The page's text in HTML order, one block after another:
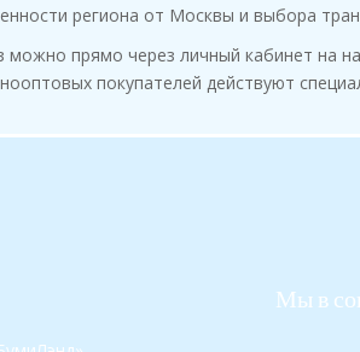
региона от Москвы и выбора
можно прямо через личный кабинет на
покупателей действуют
Мы в